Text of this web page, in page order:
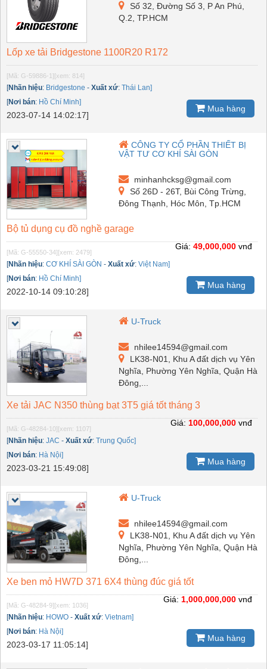
Số 32, Đường Số 3, P An Phú,
Q.2, TP.HCM
Lốp xe tải Bridgestone 1100R20 R172
[Mã: G-59886-1] [xem: 814]
[Nhãn hiệu: Bridgestone - Xuất xứ: Thái Lan]
[Nơi bán: Hồ Chí Minh]
2023-07-14 14:02:17]
Mua hàng
CÔNG TY CỔ PHẦN THIẾT BỊ
VẬT TƯ CƠ KHÍ SÀI GÒN
minhanhcksg@gmail.com
Số 26D - 26T, Bùi Công Trừng,
Đông Thạnh, Hóc Môn, Tp.HCM
Bộ tủ dụng cụ đồ nghề garage
[Mã: G-55550-34] [xem: 2479]
[Nhãn hiệu: CƠ KHÍ SÀI GÒN - Xuất xứ: Việt Nam]
[Nơi bán: Hồ Chí Minh]
2022-10-14 09:10:28]
Giá: 49,000,000 vnđ
Mua hàng
U-Truck
nhilee14594@gmail.com
LK38-N01, Khu A đất dịch vụ Yên
Nghĩa, Phường Yên Nghĩa, Quận Hà
Đông,...
Xe tải JAC N350 thùng bạt 3T5 giá tốt tháng 3
[Mã: G-48284-10] [xem: 1107]
[Nhãn hiệu: JAC - Xuất xứ: Trung Quốc]
[Nơi bán: Hà Nội]
2023-03-21 15:49:08]
Giá: 100,000,000 vnđ
Mua hàng
U-Truck
nhilee14594@gmail.com
LK38-N01, Khu A đất dịch vụ Yên
Nghĩa, Phường Yên Nghĩa, Quận Hà
Đông,...
Xe ben mỏ HW7D 371 6X4 thùng đúc giá tốt
[Mã: G-48284-9] [xem: 1036]
[Nhãn hiệu: HOWO - Xuất xứ: Vietnam]
[Nơi bán: Hà Nội]
2023-03-17 11:05:14]
Giá: 1,000,000,000 vnđ
Mua hàng